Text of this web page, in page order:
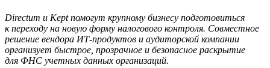
Directum и Kept помогут крупному бизнесу подготовиться
к переходу на новую форму налогового контроля. Совместное
решение вендора ИТ-продуктов и аудиторской компании
организует быстрое, прозрачное и безопасное раскрытие
для ФНС учетных данных организаций.